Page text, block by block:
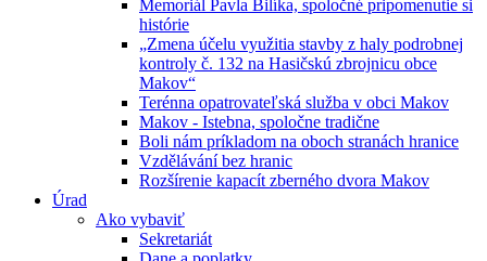
Memoriál Pavla Bilíka, spoločné pripomenutie si
histórie
„Zmena účelu využitia stavby z haly podrobnej
kontroly č. 132 na Hasičskú zbrojnicu obce
Makov“
Terénna opatrovateľská služba v obci Makov
Makov - Istebna, spoločne tradične
Boli nám príkladom na oboch stranách hranice
Vzdělávání bez hranic
Rozšírenie kapacít zberného dvora Makov
Úrad
Ako vybaviť
Sekretariát